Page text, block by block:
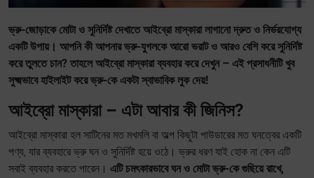
ভ্রু-জোড়াকে মোটা ও সুনির্দিষ্ট দেখাতে আইব্রো মাস্কারা লাগানো দ্রুত ও নির্ভরযোগ্য
একটি উপায়। আপনি কী আপনার ভ্রু-যুগলকে আরো ভরাট ও আরও বেশি করে সুনির্দিষ্ট
করে তুলতে চান? তাহলে আইব্রো মাস্কারা ব্যবহার করে দেখুন – এই প্রসাধনীটি খুব
সুক্ষ্মভাবে হাইলাইট করে ভ্রু-কে একটা স্বাভাবিক লুক দেয়!
আইব্রো মাস্কারা – এটা আবার কী জিনিস?
আইব্রো মাস্কারা হল সাটিনের মত মখমলি বা অল্প কিছুটা পাউডারের মত ঘনত্বের একটি
পণ্য, যার ব্যবহারে ভ্রু ঘন ও সুনির্দিষ্ট হয়ে ওঠে। ভ্রুর ধরণ যাই হোক না কেন এটি
সবাই ব্যবহার করতে পারেন। এটি চমৎকারভাবে ঘন ও মোটা ভ্রু-কে গুছিয়ে রাখে,